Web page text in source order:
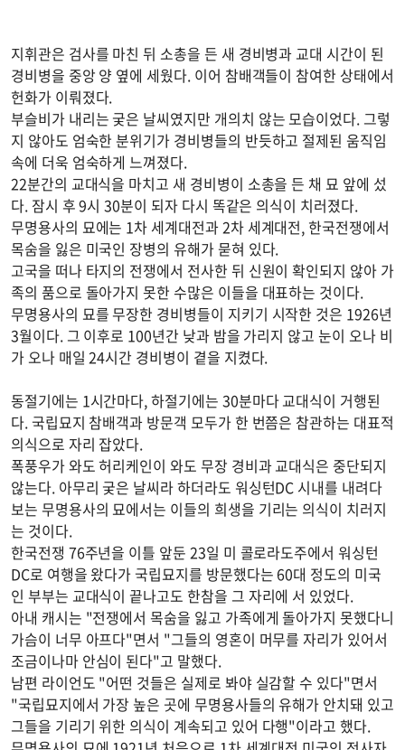
지휘관은 검사를 마친 뒤 소총을 든 새 경비병과 교대 시간이 된
경비병을 중앙 양 옆에 세웠다. 이어 참배객들이 참여한 상태에서
헌화가 이뤄졌다.
부슬비가 내리는 궂은 날씨였지만 개의치 않는 모습이었다. 그렇
지 않아도 엄숙한 분위기가 경비병들의 반듯하고 절제된 움직임
속에 더욱 엄숙하게 느껴졌다.
22분간의 교대식을 마치고 새 경비병이 소총을 든 채 묘 앞에 섰
다. 잠시 후 9시 30분이 되자 다시 똑같은 의식이 치러졌다.
무명용사의 묘에는 1차 세계대전과 2차 세계대전, 한국전쟁에서
목숨을 잃은 미국인 장병의 유해가 묻혀 있다.
고국을 떠나 타지의 전쟁에서 전사한 뒤 신원이 확인되지 않아 가
족의 품으로 돌아가지 못한 수많은 이들을 대표하는 것이다.
무명용사의 묘를 무장한 경비병들이 지키기 시작한 것은 1926년
3월이다. 그 이후로 100년간 낮과 밤을 가리지 않고 눈이 오나 비
가 오나 매일 24시간 경비병이 곁을 지켰다.
동절기에는 1시간마다, 하절기에는 30분마다 교대식이 거행된
다. 국립묘지 참배객과 방문객 모두가 한 번쯤은 참관하는 대표적
의식으로 자리 잡았다.
폭풍우가 와도 허리케인이 와도 무장 경비과 교대식은 중단되지
않는다. 아무리 궂은 날씨라 하더라도 워싱턴DC 시내를 내려다
보는 무명용사의 묘에서는 이들의 희생을 기리는 의식이 치러지
는 것이다.
한국전쟁 76주년을 이틀 앞둔 23일 미 콜로라도주에서 워싱턴
DC로 여행을 왔다가 국립묘지를 방문했다는 60대 정도의 미국
인 부부는 교대식이 끝나고도 한참을 그 자리에 서 있었다.
아내 캐시는 "전쟁에서 목숨을 잃고 가족에게 돌아가지 못했다니
가슴이 너무 아프다"면서 "그들의 영혼이 머무를 자리가 있어서
조금이나마 안심이 된다"고 말했다.
남편 라이언도 "어떤 것들은 실제로 봐야 실감할 수 있다"면서
"국립묘지에서 가장 높은 곳에 무명용사들의 유해가 안치돼 있고
그들을 기리기 위한 의식이 계속되고 있어 다행"이라고 했다.